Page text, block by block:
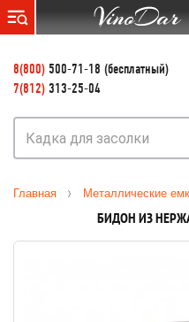
8(800) 500-71-18 (бесплатный)
7(812) 313-25-04
Главная Металлические
БИДОН ИЗ